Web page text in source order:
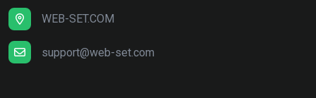
WEB-SET.COM
support@web-set.com